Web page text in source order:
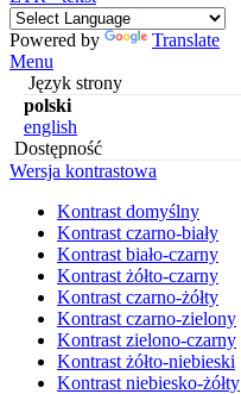
Powered by
Translate
Menu
Język strony
polski
english
Dostępność
Wersja kontrastowa
Kontrast domyślny
Kontrast czarno-biały
Kontrast biało-czarny
Kontrast żółto-czarny
Kontrast czarno-żółty
Kontrast czarno-zielony
Kontrast zielono-czarny
Kontrast żółto-niebieski
Kontrast niebiesko-żółty